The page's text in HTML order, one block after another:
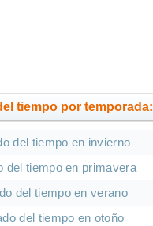
tiempo por temporada:
del tiempo en invierno
del tiempo en primavera
del tiempo en verano
del tiempo en otoño